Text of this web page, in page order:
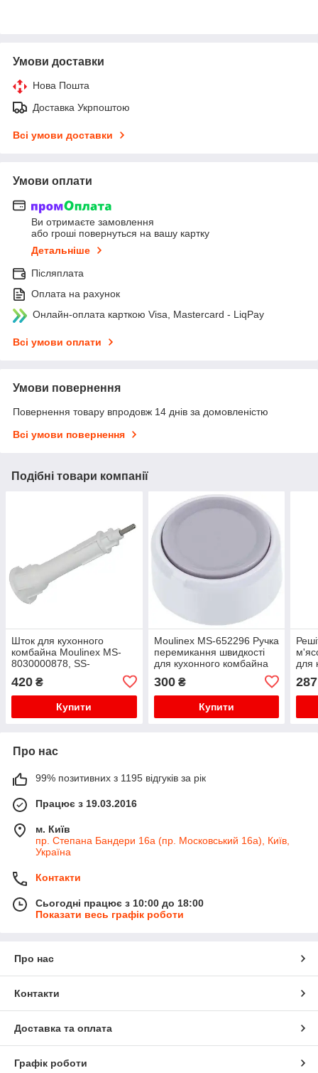
Умови доставки
Нова Пошта
Доставка Укрпоштою
Всі умови доставки
Умови оплати
Ви отримаєте замовлення
або гроші повернуться на вашу картку
Детальніше
Післяплата
Оплата на рахунок
Онлайн-оплата карткою Visa, Mastercard - LiqPay
Всі умови оплати
Умови повернення
Повернення товару впродовж 14 днів за домовленістю
Всі умови повернення
Подібні товари компанії
Шток для кухонного
комбайна Moulinex MS-
8030000878, SS-
420 ₴
Купити
Moulinex MS-652296 Ручка
перемикання швидкості
для кухонного комбайна
300₴
Купити
для
287
Про нас
99% позитивних з 1195 відгуків за рік
Працює з 19.03.2016
м. Київ
пр. Степана Бандери 16а (пр. Московський 16а), Київ,
Україна
Контакти
Сьогодні працює з 10:00 до 18:00
Показати весь графік роботи
Про нас
Контакти
Доставка та оплата
Графік роботи